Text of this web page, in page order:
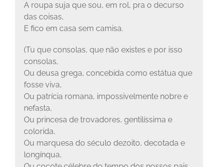
A roupa suja que sou, em rol, pra o decurso
das coisas,
E fico em casa sem camisa.
(Tu que consolas, que não existes e por isso
consolas,
Ou deusa grega, concebida como estátua que
fosse viva,
Ou patrícia romana, impossivelmente nobre e
nefasta,
Ou princesa de trovadores, gentilíssima e
colorida,
Ou marquesa do século dezoito, decotada e
longínqua,